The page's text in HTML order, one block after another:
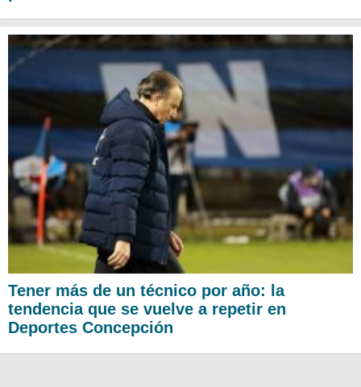
Tener más de un técnico por año: la
tendencia que se vuelve a repetir en
Deportes Concepción